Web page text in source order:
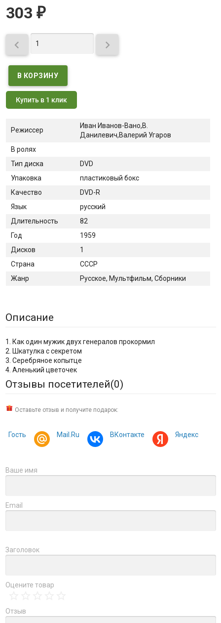
303 ₽
 
Купить в 1 клик
Режиссер
Иван Иванов-Вано,В.
Данилевич,Валерий Угаров
В ролях
Тип диска
DVD
Упаковка
пластиковый бокс
Качество
DVD-R
Язык
русский
Длительность
82
Год
1959
Дисков
1
Страна
СССР
Жанр
Русское, Мультфильм, Сборники
Описание
1. Как один мужик двух генералов прокормил
2. Шкатулка с секретом
3. Серебряное копытце
4. Аленький цветочек
Отзывы посетителей(0)
Оставьте отзыв и получите подарок:
Гость Mail.Ru ВКонтакте Яндекс
Ваше имя
Email
Заголовок
Оцените товар
Отзыв